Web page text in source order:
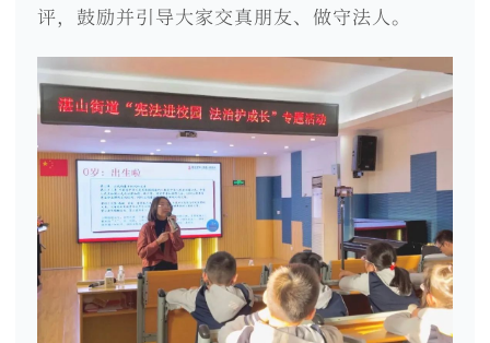
评，鼓励并引导大家交真朋友、做守法人。